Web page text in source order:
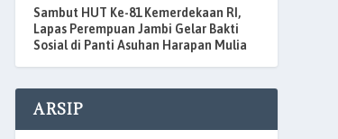
Sambut HUT Ke-81 Kemerdekaan RI,
Lapas Perempuan Jambi Gelar Bakti
Sosial di Panti Asuhan Harapan Mulia
ARSIP